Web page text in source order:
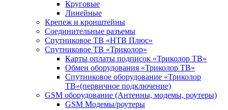
Круговые
Линейные
Крепеж и кронштейны
Соединительные разъемы
Спутниковое ТВ «НТВ Плюс»
Спутниковое ТВ «Триколор»
Карты оплаты подписок «Триколор ТВ»
Обмен оборудования «Триколор ТВ»
Спутниковое оборудование «Триколор
ТВ»(первичное подключение)
GSM оборудование (Антенны, модемы, роутеры)
GSM Модемы/роутеры